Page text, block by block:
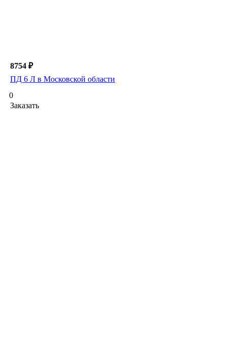
8754 ₽
ПД 6 Л в Московской области
0
Заказать